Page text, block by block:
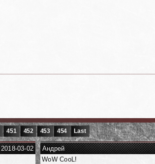
451 452 453 454 Last
2018-03-02
Андрей
WoW CooL!